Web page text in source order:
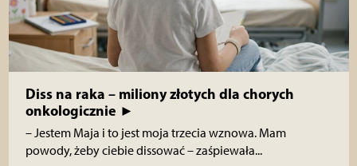
Diss na raka – miliony złotych dla chorych
onkologicznie ►
– Jestem Maja i to jest moja trzecia wznowa. Mam
powody, żeby ciebie dissować – zaśpiewała...